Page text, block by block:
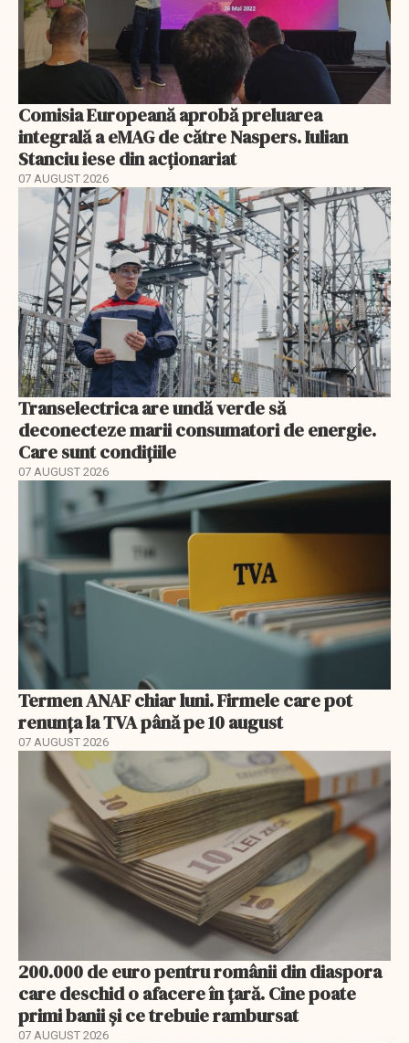
Comisia Europeană aprobă preluarea
integrală a eMAG de către Naspers. Iulian
Stanciu iese din acționariat
07 AUGUST 2026
Transelectrica are undă verde să
deconecteze marii consumatori de energie.
Care sunt condițiile
07 AUGUST 2026
Termen ANAF chiar luni. Firmele care pot
renunța la TVA până pe 10 august
07 AUGUST 2026
200.000 de euro pentru românii din diaspora
care deschid o afacere în țară. Cine poate
primi banii și ce trebuie rambursat
07 AUGUST 2026